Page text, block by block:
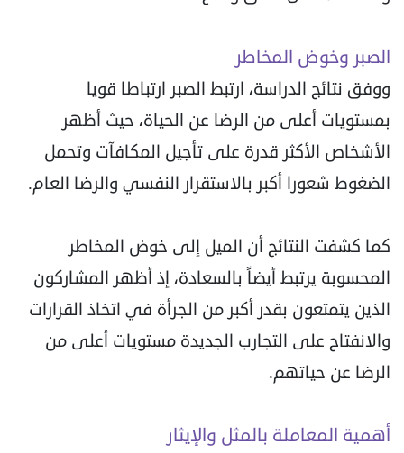
الصبر وخوض المخاطر
ووفق نتائج الدراسة، ارتبط الصبر ارتباطا قويا
بمستويات أعلى من الرضا عن الحياة، حيث أظهر
الأشخاص الأكثر قدرة على تأجيل المكافآت وتحمل
الضغوط شعورا أكبر بالاستقرار النفسي والرضا العام.
كما كشفت النتائج أن الميل إلى خوض المخاطر
المحسوبة يرتبط أيضاً بالسعادة، إذ أظهر المشاركون
الذين يتمتعون بقدر أكبر من الجرأة في اتخاذ القرارات
والانفتاح على التجارب الجديدة مستويات أعلى من
الرضا عن حياتهم.
أهمية المعاملة بالمثل والإيثار